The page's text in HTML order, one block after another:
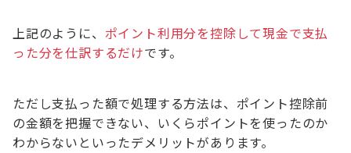
上記のように、 ポイント利用分を控除して現金で支払
った分を仕訳するだけです。
ただし支払った額で処理する方法は、ポイント控除前
の金額を把握できない、いくらポイントを使ったのか
わからないといったデメリットがあります。